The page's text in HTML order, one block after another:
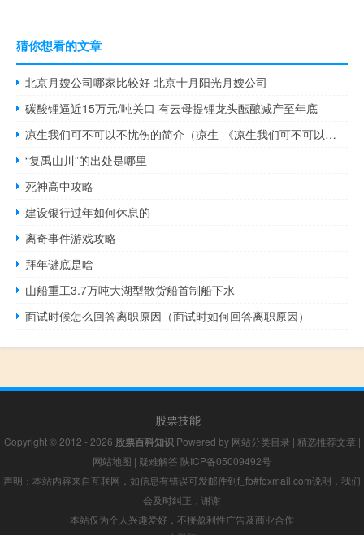
猜你想看的文章
北京月嫂公司哪家比较好 北京十月阳光月嫂公司
碳酸锂逼近15万元/吨关口 有云母提锂龙头酝酿减产至年底
凉生我们可不可以不忧伤的简介（凉生-《凉生我们可不可以不忧伤》角色简介）
“复禹山川”的出处是哪里
死神高中攻略
建设银行过年如何休息的
离奇事件游戏攻略
拜年谜底是啥
山船重工3.7万吨大湖型散货船首制船下水
面试时候怎么回答离职原因（面试时如何回答离职原因）
股票技能
Copyright © 2012 - 2026 股票百科知识 Powered by 网站分类目录 | 精选推荐文章 |
网站地图 | 疑难解答 陕ICP备05009492号
声明：本站内容来自互联网，如信息有错误可发邮件到f_fb#foxmail.com说明，我们
会及时纠正，谢谢
本站仅为个人兴趣爱好，不接盈利性广告及商业合作